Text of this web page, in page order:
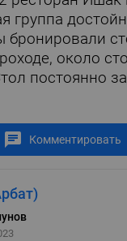
группа
около
постоянно
Комментировать